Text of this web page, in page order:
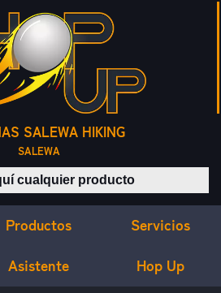
SALEWA HIKING
SALEWA
Buscar productos
Productos Servicios
Asistente Hop Up